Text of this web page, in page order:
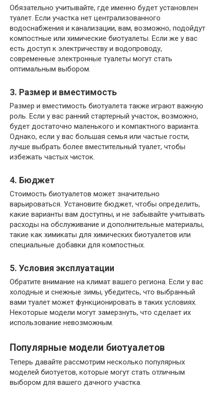
Обязательно учитывайте, где именно будет установлен
туалет. Если участка нет централизованного
водоснабжения и канализации, вам, возможно, подойдут
компостные или химические биотуалеты. Если же у вас
есть доступ к электричеству и водопроводу,
современные электронные туалеты могут стать
оптимальным выбором.
3. Размер и вместимость
Размер и вместимость биотуалета также играют важную
роль. Если у вас ранний стартерный участок, возможно,
будет достаточно маленького и компактного варианта.
Однако, если у вас большая семья или частые гости,
лучше выбрать более вместительный туалет, чтобы
избежать частых чисток.
4. Бюджет
Стоимость биотуалетов может значительно
варьироваться. Установите бюджет, чтобы определить,
какие варианты вам доступны, и не забывайте учитывать
расходы на обслуживание и дополнительные материалы,
такие как химикаты для химических биотуалетов или
специальные добавки для компостных.
5. Условия эксплуатации
Обратите внимание на климат вашего региона. Если у вас
холодные и снежные зимы, убедитесь, что выбранный
вами туалет может функционировать в таких условиях.
Некоторые модели могут замерзнуть, что сделает их
использование невозможным.
Популярные модели биотуалетов
Теперь давайте рассмотрим несколько популярных
моделей биотуетов, которые могут стать отличным
выбором для вашего дачного участка.